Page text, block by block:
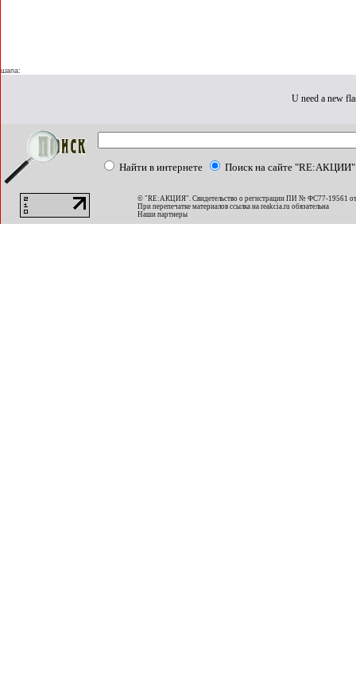
шапа:
U need a new
Найти в интернете Поиск на сайте "RE:АКЦИИ"
© "RE:АКЦИЯ". Свидетельство о регистрации ПИ № ФС77-19561
При перепечатке материалов ссылка на reakcia.ru обязательна
Наши партнеры